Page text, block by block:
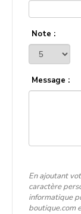
Note :
Message :
En ajoutant
caractère
informatique
boutique.com